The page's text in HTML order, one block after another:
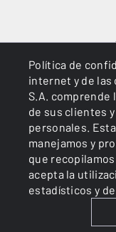
Política de
internet y de
S.A. comprende
de sus clientes
personales.
manejamos y
que
acepta la
estadísticos y
BROWNING